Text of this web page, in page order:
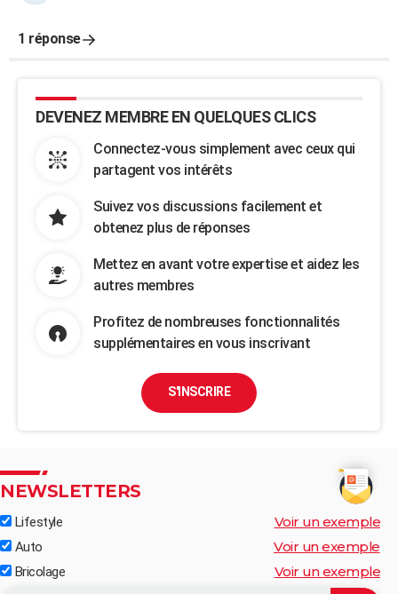
1 réponse
DEVENEZ MEMBRE EN QUELQUES CLICS
Connectez-vous simplement avec ceux qui
partagent vos intérêts
Suivez vos discussions facilement et
obtenez plus de réponses
Mettez en avant votre expertise et aidez les
autres membres
Profitez de nombreuses fonctionnalités
supplémentaires en vous inscrivant
S'INSCRIRE
NEWSLETTERS
Lifestyle Voir un exemple
Auto Voir un exemple
Bricolage Voir un exemple